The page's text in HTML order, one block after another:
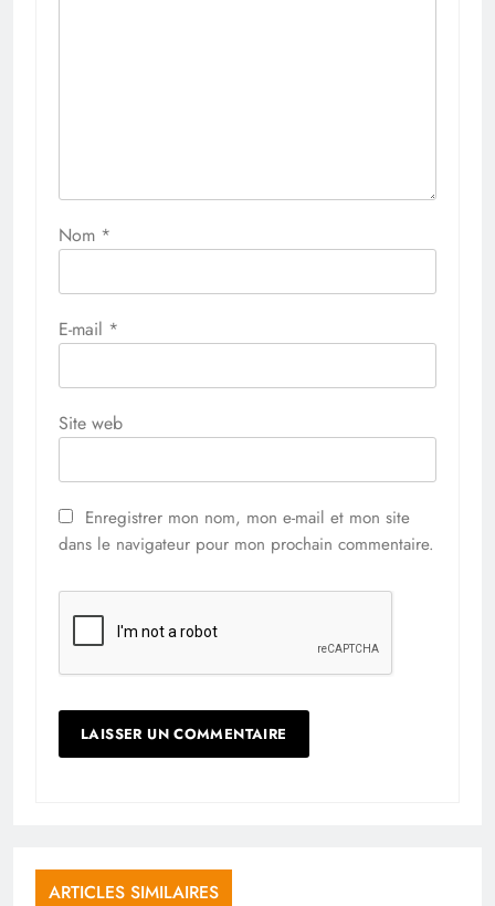
Nom *
E-mail *
Site web
Enregistrer mon nom, mon e-mail et mon site
dans le navigateur pour mon prochain commentaire.
ARTICLES SIMILAIRES